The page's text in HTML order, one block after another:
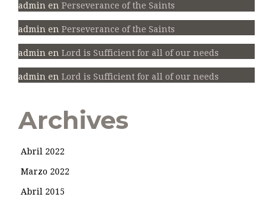
admin en Perseverance of the Saints
admin en Perseverance of the Saints
admin en Lord is Sufficient for all of our needs
admin en Lord is Sufficient for all of our needs
Archives
Abril 2022
Marzo 2022
Abril 2015